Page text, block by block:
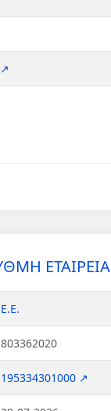
ΕΤΑΙΡΕΙΑ
Ε.Ε.
803362020
195334301000 ↗